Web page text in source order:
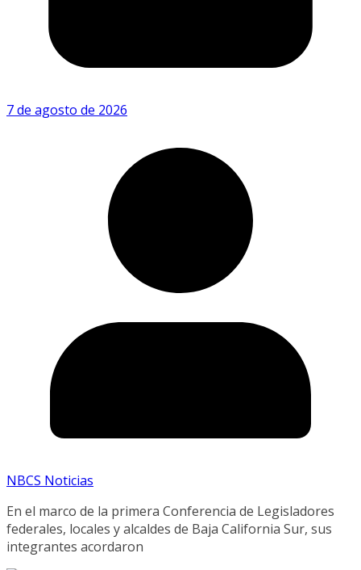
7 de agosto de 2026
NBCS Noticias
En el marco de la primera Conferencia de Legisladores
federales, locales y alcaldes de Baja California Sur, sus
integrantes acordaron